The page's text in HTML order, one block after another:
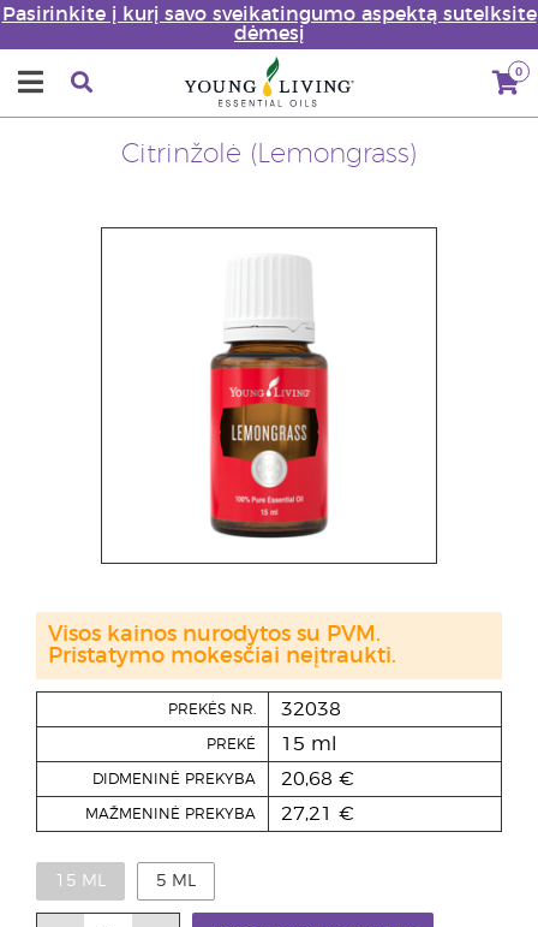
Pasirinkite į kurį savo sveikatingumo aspektą sutelksite
dėmesį
0
Citrinžolė (Lemongrass)
PREKĖS NR. 32038
PREKĖ 15 ml
DIDMENINĖ PREKYBA 20,68 €
MAŽMENINĖ PREKYBA 27,21 €
15 ML 5 ML
Visos kainos nurodytos su PVM.
Pristatymo mokesčiai neįtraukti.